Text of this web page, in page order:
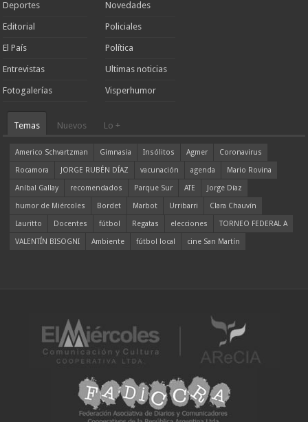
Deportes
Editorial
El País
Entrevistas
Fotogalerías
Novedades
Policiales
Política
Ultimas noticias
Visperhumor
Temas Nuevos Lo +
Americo Schvartzman Gimnasia Insólitos Agmer
Coronavirus
Rocamora
JORGE RUBÉN DÍAZ vacunación agenda
Mario Rovina
Aníbal Gallay
recomendados Parque Sur ATE
Jorge Díaz
humor de Miércoles
Bordet Marbot Urribarri
Clara Chauvín
Lauritto
Docentes fútbol Regatas elecciones
TORNEO FEDERAL A
VALENTÍN BISOGNI
Ambiente fútbol local cine San Martín